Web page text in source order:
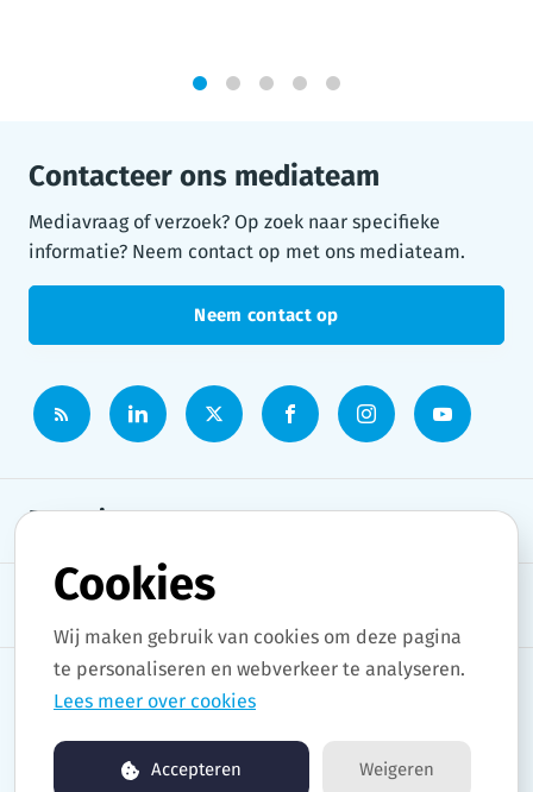
Contacteer ons mediateam
Mediavraag of verzoek? Op zoek naar specifieke
informatie? Neem contact op met ons mediateam.
Neem contact op
Persruimte
Onderwerpen
Copyright © 2026 Stad Gent. All rights reserved.
Cookies
Wij maken gebruik van cookies om deze pagina
te personaliseren en webverkeer te analyseren.
Lees meer over cookies
Accepteren Weigeren